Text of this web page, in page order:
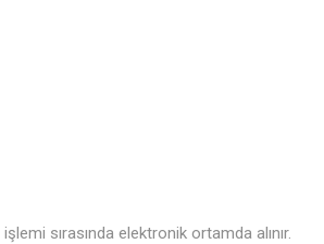
sırasında elektronik ortamda alınır.